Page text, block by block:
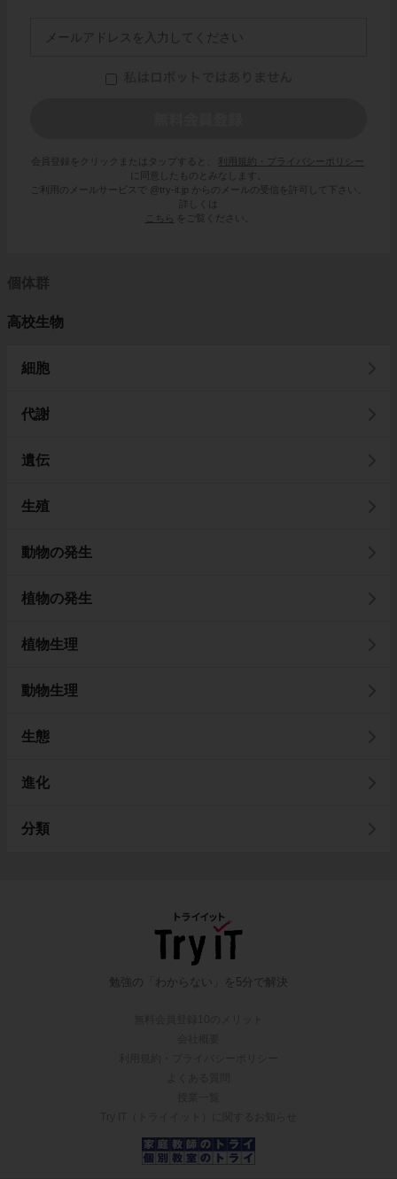
会員登録をクリックまたはタップすると、
利用規約・プライバシーポリシー
に同意したものとみなします。
ご利用のメールサービスで @try-it.jp からのメールの受信を許可して下さい。
詳しくは
こちら
をご覧ください。
個体群
高校生物
細胞
代謝
遺伝
生殖
動物の発生
植物の発生
植物生理
動物生理
生態
進化
分類
勉強の「わからない」を5分で解決